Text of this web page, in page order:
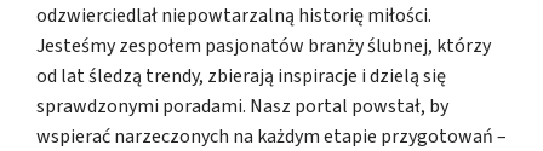
odzwierciedlał niepowtarzalną historię miłości.
Jesteśmy zespołem pasjonatów branży ślubnej, którzy
od lat śledzą trendy, zbierają inspiracje i dzielą się
sprawdzonymi poradami. Nasz portal powstał, by
wspierać narzeczonych na każdym etapie przygotowań –